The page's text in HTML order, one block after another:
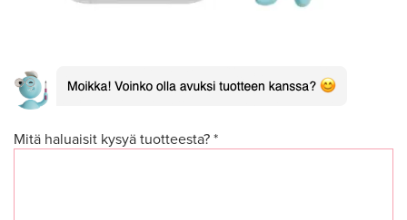
Mitä haluaisit kysyä tuotteesta? *